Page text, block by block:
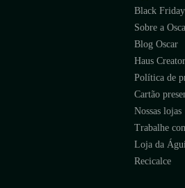
Black Friday
Sobre a
Blog Oscar
Haus
Política de
Cartão
Nossas lojas
Trabalhe
Loja da
Recicalce